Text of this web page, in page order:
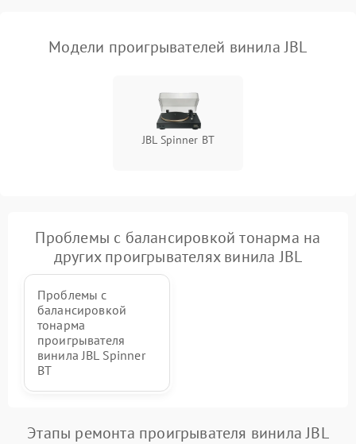
Модели проигрывателей винила JBL
JBL Spinner BT
Проблемы с балансировкой тонарма на
других проигрывателях винила JBL
Проблемы с
балансировкой
тонарма
проигрывателя
винила JBL Spinner
BT
Этапы ремонта проигрывателя винила JBL